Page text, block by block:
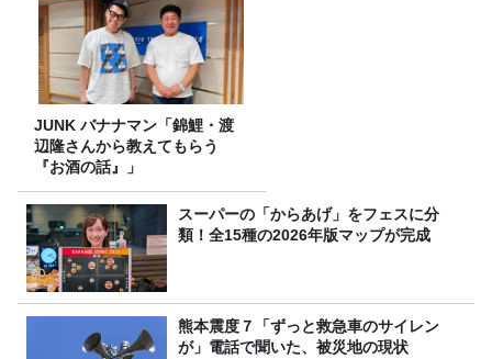
JUNK バナナマン「錦鯉・渡
辺隆さんから教えてもらう
『お酒の話』」
スーパーの「からあげ」をフェスに分
類！全15種の2026年版マップが完成
熊本震度７「ずっと救急車のサイレン
が」電話で聞いた、被災地の現状